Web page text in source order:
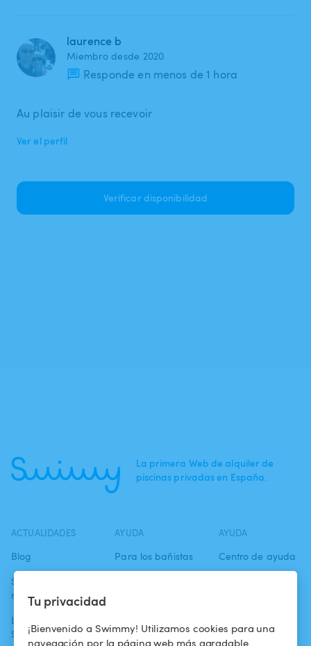
Tu privacidad
¡Bienvenido a Swimmy! Utilizamos cookies para una
navegación por la página web más agradable.
laurence b
Miembro desde 2020
Responde en menos de 1 hora
Au plaisir de vous recevoir
Ver el perfil
Verificar disponibilidad
La primera Web de alquiler de
piscinas privadas en España.
ACTUALIDADES
Blog
Swimmy en los
medios
La aventura
Swimmy
AYUDA
Para los bañistas
piscina
AYUDA
Centro de ayuda
confidencialidad